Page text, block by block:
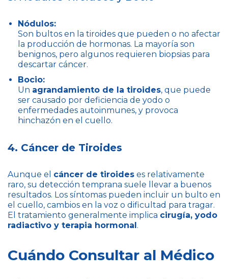
Nódulos:
Son bultos en la tiroides que pueden o no afectar
la producción de hormonas. La mayoría son
benignos, pero algunos requieren biopsias para
descartar cáncer.
Bocio:
Un agrandamiento de la tiroides, que puede
ser causado por deficiencia de yodo o
enfermedades autoinmunes, y provoca
hinchazón en el cuello.
4. Cáncer de Tiroides
Aunque el cáncer de tiroides es relativamente
raro, su detección temprana suele llevar a buenos
resultados. Los síntomas pueden incluir un bulto en
el cuello, cambios en la voz o dificultad para tragar.
El tratamiento generalmente implica cirugía, yodo
radiactivo y terapia hormonal.
Cuándo Consultar al Médico